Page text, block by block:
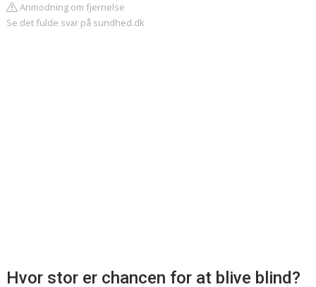
Anmodning om fjernelse
Se det fulde svar på sundhed.dk
Hvor stor er chancen for at blive blind?